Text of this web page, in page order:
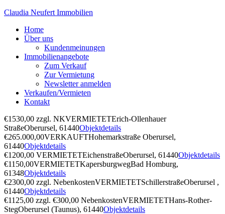
Claudia Neufert Immobilien
Home
Über uns
Kundenmeinungen
Immobilienangebote
Zum Verkauf
Zur Vermietung
Newsletter anmelden
Verkaufen/Vermieten
Kontakt
€1530,00 zzgl. NKVERMIETETErich-Ollenhauer
StraßeOberursel, 61440Objektdetails
€265.000,00VERKAUFTHohemarkstraße Oberursel,
61440Objektdetails
€1200,00 VERMIETETEichenstraßeOberursel, 61440Objektdetails
€1150,00VERMIETETKapersburgwegBad Homburg,
61348Objektdetails
€2300,00 zzgl. NebenkostenVERMIETETSchillerstraßeOberursel ,
61440Objektdetails
€1125,00 zzgl. €300,00 NebenkostenVERMIETETHans-Rother-
StegOberursel (Taunus), 61440Objektdetails